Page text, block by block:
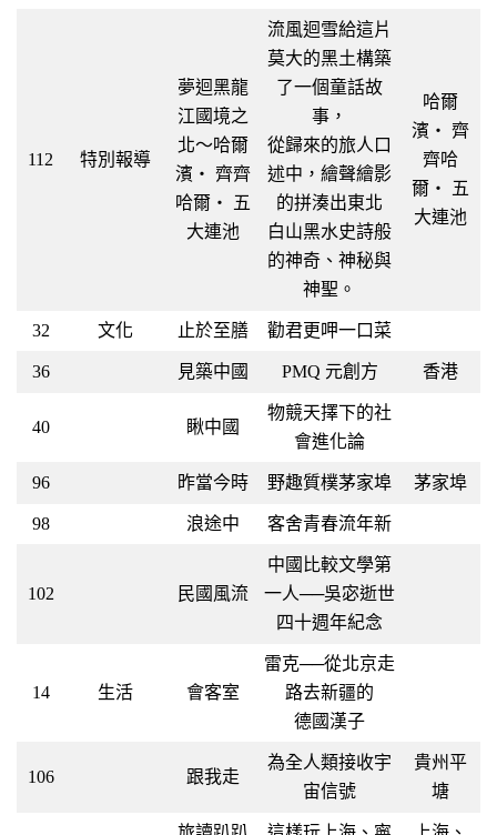
112 特別報導
夢迴黑龍
江國境之
北～哈爾
濱‧ 齊齊
哈爾‧ 五
大連池
流風迴雪給這片
莫大的黑土構築
了一個童話故
事，
從歸來的旅人口
述中，繪聲繪影
的拼湊出東北
白山黑水史詩般
的神奇、神秘與
神聖。
哈爾
濱‧ 齊
齊哈
爾‧ 五
大連池
32 文化 止於至膳 勸君更呷一口菜
36 見築中國 PMQ 元創方 香港
40 瞅中國
物競天擇下的社
會進化論
96 昨當今時 野趣質樸茅家埠 茅家埠
98 浪途中 客舍青春流年新
102 民國風流
中國比較文學第
一人──吳宓逝世
四十週年紀念
14 生活 會客室
雷克──從北京走
路去新疆的
德國漢子
106 跟我走
為全人類接收宇
宙信號
貴州平
塘